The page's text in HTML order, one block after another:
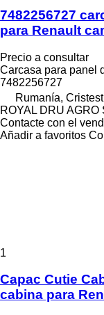
7482256727
para Renault
Precio a consultar
Carcasa para panel
7482256727
Rumanía,
ROYAL DRU AGRO
Contacte con el
Añadir a favoritos
1
Capac Cutie
cabina para